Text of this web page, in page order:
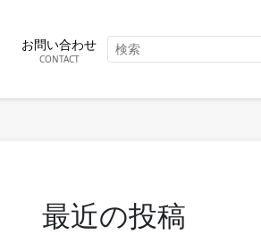
お問い合わせ
CONTACT
最近の投稿